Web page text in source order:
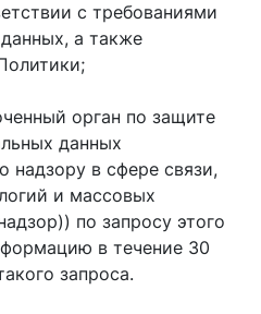
с требованиями
а также
орган по защите
данных
надзору в сфере связи,
и массовых
по запросу этого
в течение 30
запроса.